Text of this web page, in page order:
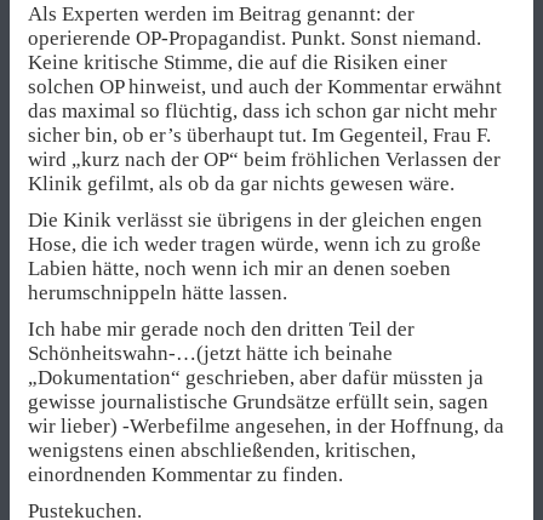
Als Experten werden im Beitrag genannt: der
operierende OP-Propagandist. Punkt. Sonst niemand.
Keine kritische Stimme, die auf die Risiken einer
solchen OP hinweist, und auch der Kommentar erwähnt
das maximal so flüchtig, dass ich schon gar nicht mehr
sicher bin, ob er’s überhaupt tut. Im Gegenteil, Frau F.
wird „kurz nach der OP“ beim fröhlichen Verlassen der
Klinik gefilmt, als ob da gar nichts gewesen wäre.
Die Kinik verlässt sie übrigens in der gleichen engen
Hose, die ich weder tragen würde, wenn ich zu große
Labien hätte, noch wenn ich mir an denen soeben
herumschnippeln hätte lassen.
Ich habe mir gerade noch den dritten Teil der
Schönheitswahn-…(jetzt hätte ich beinahe
„Dokumentation“ geschrieben, aber dafür müssten ja
gewisse journalistische Grundsätze erfüllt sein, sagen
wir lieber) -Werbefilme angesehen, in der Hoffnung, da
wenigstens einen abschließenden, kritischen,
einordnenden Kommentar zu finden.
Pustekuchen.